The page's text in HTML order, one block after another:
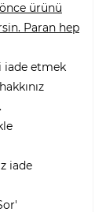
ürünü
Paran hep
iade etmek
iade